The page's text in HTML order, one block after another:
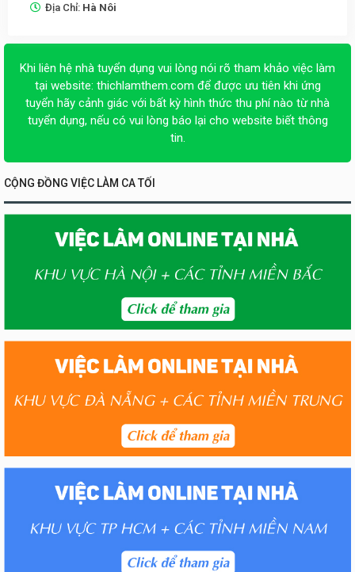
Địa Chỉ: Hà Nôi
Khi liên hệ nhà tuyển dụng vui lòng nói rõ tham khảo việc làm
tại website: thichlamthem.com để được ưu tiên khi ứng
tuyển hãy cảnh giác với bất kỳ hình thức thu phí nào từ nhà
tuyển dụng, nếu có vui lòng báo lại cho website biết thông
tin.
CỘNG ĐỒNG VIỆC LÀM CA TỐI